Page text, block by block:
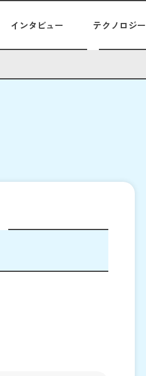
インタビュー テクノロジー